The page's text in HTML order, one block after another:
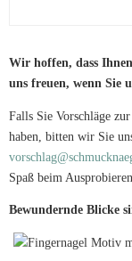
Wir hoffen, dass
uns freuen, wenn Sie
Falls Sie Vorschläge
haben, bitten wir Sie
Spaß beim
Bewundernde Blicke